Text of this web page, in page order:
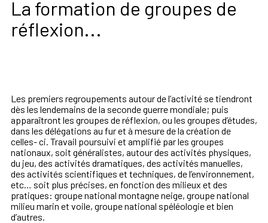
La formation de groupes de
réflexion...
Les premiers regroupements autour de l’activité se tiendront
dès les lendemains de la seconde guerre mondiale; puis
apparaîtront les groupes de réflexion, ou les groupes d’études,
dans les délégations au fur et à mesure de la création de
celles- ci. Travail poursuivi et amplifié par les groupes
nationaux, soit généralistes, autour des activités physiques,
du jeu, des activités dramatiques, des activités manuelles,
des activités scientifiques et techniques, de l’environnement,
etc… soit plus précises, en fonction des milieux et des
pratiques: groupe national montagne neige, groupe national
milieu marin et voile, groupe national spéléologie et bien
d’autres.